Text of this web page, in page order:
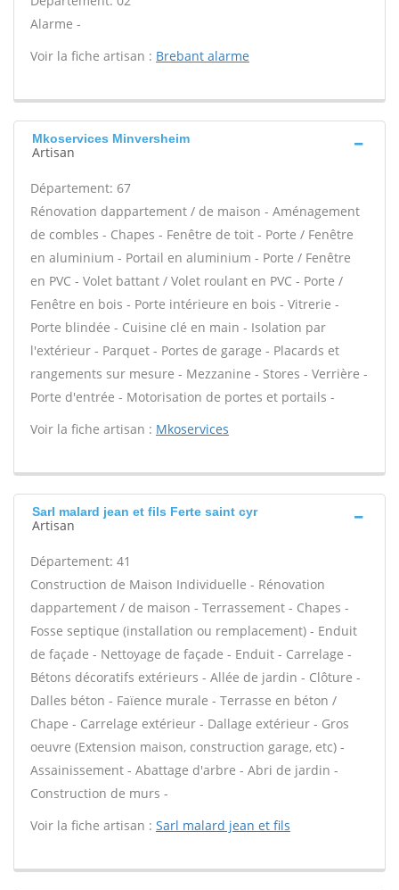
Alarme -
Voir la fiche artisan : Brebant alarme
Mkoservices Minversheim
Artisan
Département: 67
Rénovation dappartement / de maison - Aménagement
de combles - Chapes - Fenêtre de toit - Porte / Fenêtre
en aluminium - Portail en aluminium - Porte / Fenêtre
en PVC - Volet battant / Volet roulant en PVC - Porte /
Fenêtre en bois - Porte intérieure en bois - Vitrerie -
Porte blindée - Cuisine clé en main - Isolation par
l'extérieur - Parquet - Portes de garage - Placards et
rangements sur mesure - Mezzanine - Stores - Verrière -
Porte d'entrée - Motorisation de portes et portails -
Voir la fiche artisan : Mkoservices
Sarl malard jean et fils Ferte saint cyr
Artisan
Département: 41
Construction de Maison Individuelle - Rénovation
dappartement / de maison - Terrassement - Chapes -
Fosse septique (installation ou remplacement) - Enduit
de façade - Nettoyage de façade - Enduit - Carrelage -
Bétons décoratifs extérieurs - Allée de jardin - Clôture -
Dalles béton - Faïence murale - Terrasse en béton /
Chape - Carrelage extérieur - Dallage extérieur - Gros
oeuvre (Extension maison, construction garage, etc) -
Assainissement - Abattage d'arbre - Abri de jardin -
Construction de murs -
Voir la fiche artisan : Sarl malard jean et fils